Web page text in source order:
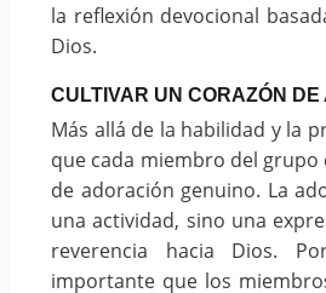
la reflexión devocional
Dios.
CULTIVAR UN CORAZÓN DE
Más allá de la habilidad y la
que cada miembro del grupo
de adoración genuino. La
una actividad, sino una
reverencia hacia Dios.
importante que los